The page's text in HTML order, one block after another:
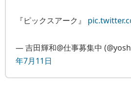
『ピックスアーク』
— 吉田輝和@仕事募集中
年7月11日